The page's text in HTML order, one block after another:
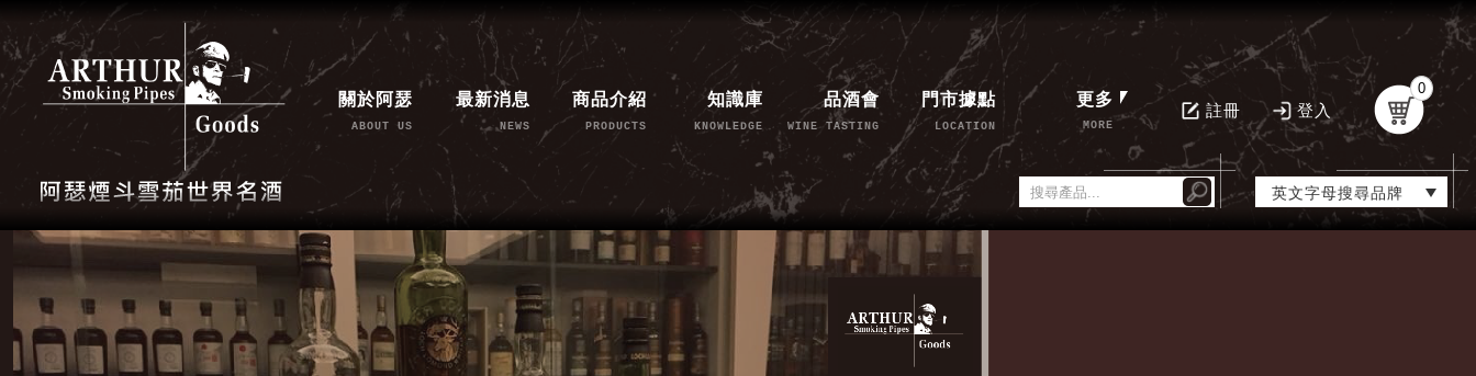
關於阿瑟
ABOUT US
最新消息
NEWS
商品介紹
PRODUCTS
知識庫
KNOWLEDGE
品酒會
WINE TASTING
門市據點
LOCATION
更多
MORE
註冊 登入
0
英文字母搜尋品牌